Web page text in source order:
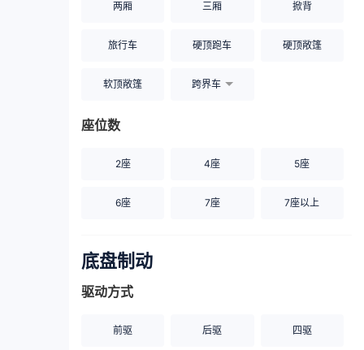
两厢 三厢 掀背
旅行车 硬顶跑车 硬顶敞篷
软顶敞篷 跨界车
座位数
2座 4座 5座
6座 7座 7座以上
底盘制动
驱动方式
前驱 后驱 四驱